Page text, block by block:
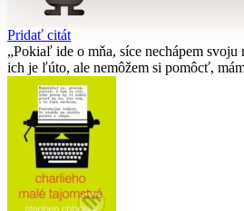
Pridať citát
Pokiaľ ide o mňa, síce nechápem svoju
ich je ľúto, ale nemôžem si pomôcť,